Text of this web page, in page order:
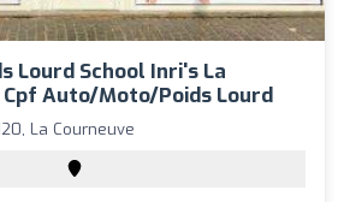
Lourd School Inri's La
Cpf Auto/Moto/Poids Lourd
La Courneuve